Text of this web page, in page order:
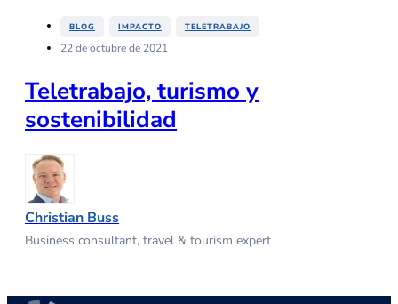
BLOG IMPACTO TELETRABAJO
22 de octubre de 2021
Teletrabajo, turismo y
sostenibilidad
Christian Buss
Business consultant, travel & tourism expert